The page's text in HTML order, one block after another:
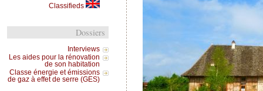
Classifieds
Dossiers
Interviews
Les aides pour la rénovation
de son habitation
Classe énergie et émissions
de gaz à effet de serre (GES)